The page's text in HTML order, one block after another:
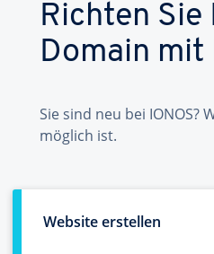
Richten Sie
Domain mit
Sie sind neu bei IONOS?
möglich ist.
Website erstellen